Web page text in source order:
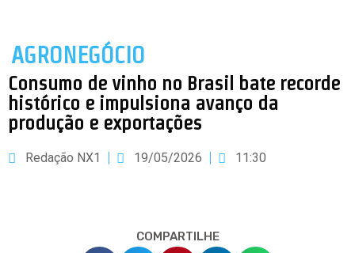
AGRONEGÓCIO
Consumo de vinho no Brasil bate recorde
histórico e impulsiona avanço da
produção e exportações
Redação NX1 19/05/2026 11:30
COMPARTILHE